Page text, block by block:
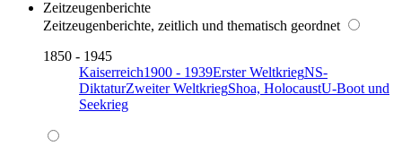
Zeitzeugenberichte
Zeitzeugenberichte, zeitlich und thematisch geordnet
1850 - 1945
Kaiserreich1900 - 1939Erster WeltkriegNS-
DiktaturZweiter WeltkriegShoa, HolocaustU-Boot und
Seekrieg